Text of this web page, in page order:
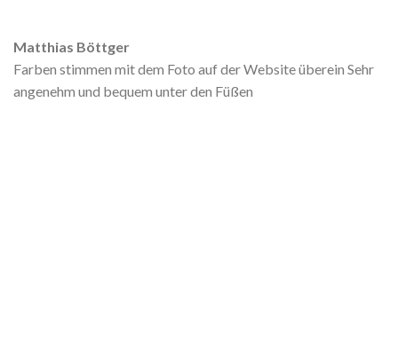
Matthias Böttger
Farben stimmen mit dem Foto auf der Website überein Sehr
angenehm und bequem unter den Füßen